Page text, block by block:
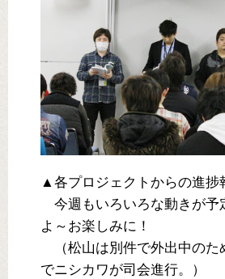
▲各プロジェクトからの進捗
今週もいろいろな動きが予
よ～お楽しみに！
（松山は別件で外出中のた
でニシカワが司会進行。）